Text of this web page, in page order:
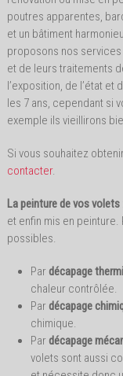
poutres apparentes,
et un bâtiment
proposons nos
et de leurs traitements
l’exposition, de l’état et
les 7 ans, cependant si
exemple ils vieillirons
Si vous souhaitez
contacter.
La peinture de vos volets
et enfin mis en
possibles.
Par décapage
chaleur contrôlée.
Par décapage
chimique.
Par décapage
volets sont aussi